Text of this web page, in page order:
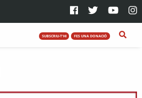
SUBSCRIU-T'HI FES UNA DONACIÓ